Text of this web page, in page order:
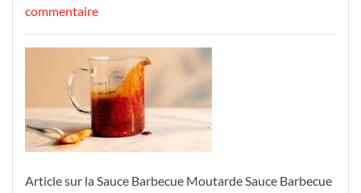
le
commentairesur
la
Fusion
Gourmande
de
la
Sauce
Moutarde
Article sur la Sauce Barbecue Moutarde Sauce Barbecue